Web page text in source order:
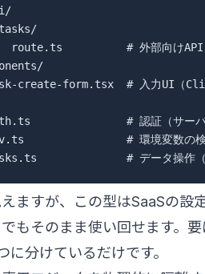
route.ts          # 外部向けAPI
create-form.tsx  # 入力UI（
# 認証（サーバ
# 環境変数の検
ますが、この型はSaaSの設
もそのまま使い回せます。
に分けているだけです。